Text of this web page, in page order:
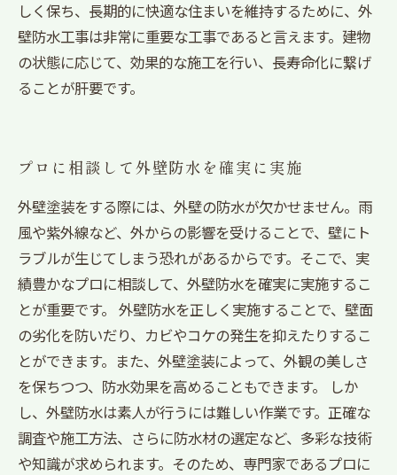
しく保ち、長期的に快適な住まいを維持するために、外
壁防水工事は非常に重要な工事であると言えます。建物
の状態に応じて、効果的な施工を行い、長寿命化に繋げ
ることが肝要です。
プロに相談して外壁防水を確実に実施
外壁塗装をする際には、外壁の防水が欠かせません。雨
風や紫外線など、外からの影響を受けることで、壁にト
ラブルが生じてしまう恐れがあるからです。そこで、実
績豊かなプロに相談して、外壁防水を確実に実施するこ
とが重要です。 外壁防水を正しく実施することで、壁面
の劣化を防いだり、カビやコケの発生を抑えたりするこ
とができます。また、外壁塗装によって、外観の美しさ
を保ちつつ、防水効果を高めることもできます。 しか
し、外壁防水は素人が行うには難しい作業です。正確な
調査や施工方法、さらに防水材の選定など、多彩な技術
や知識が求められます。そのため、専門家であるプロに